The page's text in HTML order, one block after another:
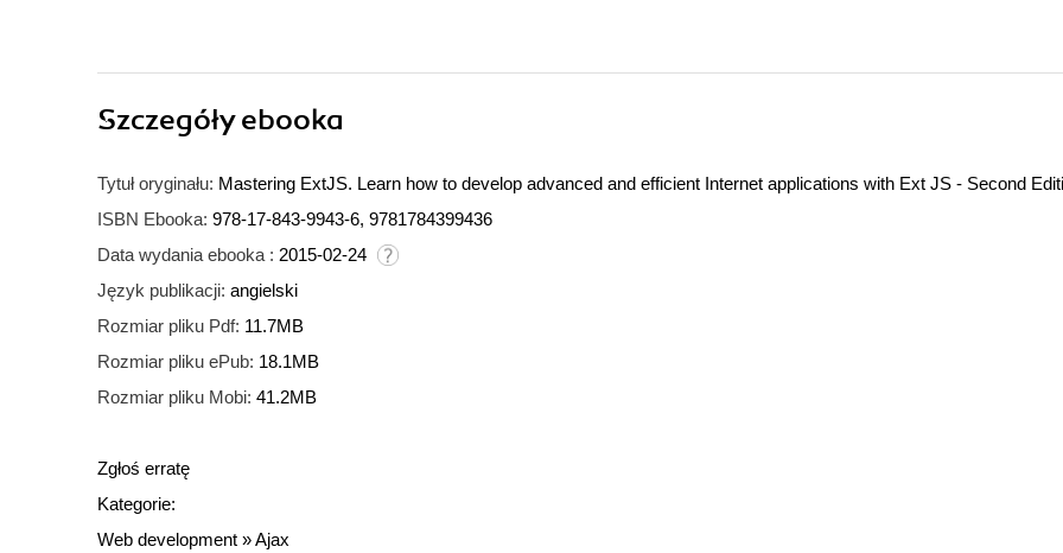
Szczegółyebooka
Tytuł oryginału: Mastering ExtJS. Learn how to develop advanced and efficient Internet applications with Ext JS - Second
ISBN Ebooka: 978-17-843-9943-6, 9781784399436
Data wydania ebooka : 2015-02-24
Język publikacji: angielski
Rozmiar pliku Pdf: 11.7MB
Rozmiar pliku ePub: 18.1MB
Rozmiar pliku Mobi: 41.2MB
Zgłoś erratę
Kategorie:
Web development »Ajax